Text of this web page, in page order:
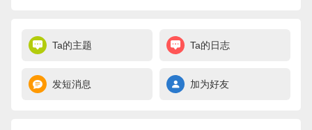
Ta的主题 Ta的日志
发短消息 加为好友